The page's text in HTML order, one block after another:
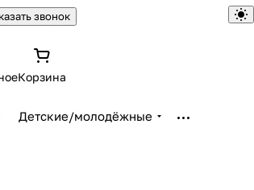
звонок
Корзина
Детские/молодёжные